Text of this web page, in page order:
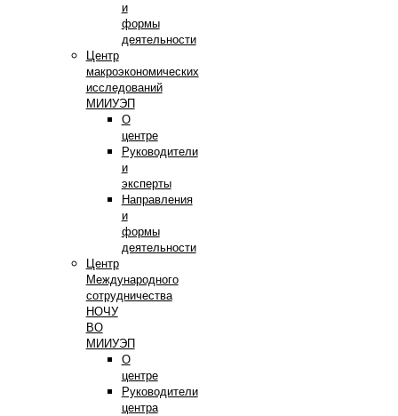
и
формы
деятельности
Центр
макроэкономических
исследований
МИИУЭП
О
центре
Руководители
и
эксперты
Направления
и
формы
деятельности
Центр
Международного
сотрудничества
НОЧУ
ВО
МИИУЭП
О
центре
Руководители
центра